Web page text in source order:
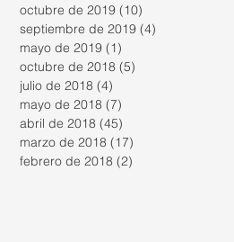
octubre de 2019 (10)
septiembre de 2019 (4)
mayo de 2019 (1)
octubre de 2018 (5)
julio de 2018 (4)
mayo de 2018 (7)
abril de 2018 (45)
marzo de 2018 (17)
febrero de 2018 (2)